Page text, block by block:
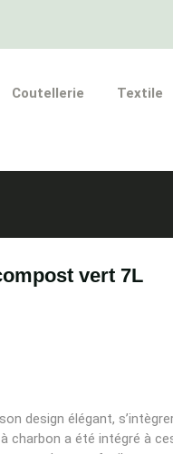
Coutellerie Textile
vert 7L
design élégant,
charbon a été intégré à